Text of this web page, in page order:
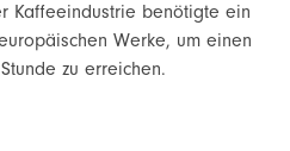
Kaffeeindustrie benötigte ein
Werke, um einen
zu erreichen.